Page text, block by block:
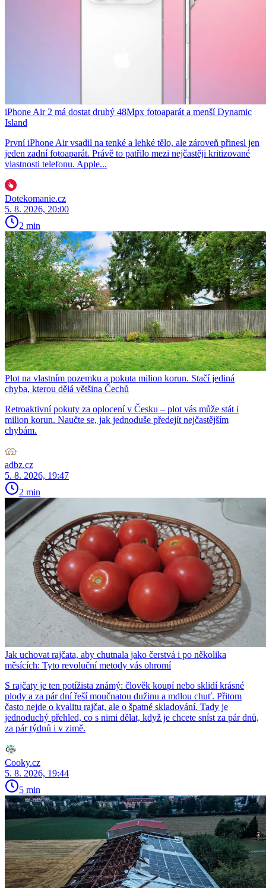
iPhone Air 2 má dostat druhý 48Mpx fotoaparát a menší Dynamic
Island
První iPhone Air vsadil na tenké a lehké tělo, ale zároveň přinesl jen
jeden zadní fotoaparát. Právě to patřilo mezi nejčastěji kritizované
vlastnosti telefonu. Apple...
Dotekomanie.cz
5. 8. 2026, 20:00
2 min
Plot na vlastním pozemku a pokuta milion korun. Stačí jediná
chyba, kterou dělá většina Čechů
Retroaktivní pokuty za oplocení v Česku – plot vás může stát i
milion korun. Naučte se, jak jednoduše předejít nejčastějším
chybám.
adbz.cz
5. 8. 2026, 19:47
2 min
Jak uchovat rajčata, aby chutnala jako čerstvá i po několika
měsících: Tyto revoluční metody vás ohromí
S rajčaty je ten potížista známý: člověk koupí nebo sklidí krásné
plody a za pár dní řeší moučnatou dužinu a mdlou chuť. Přitom
často nejde o kvalitu rajčat, ale o špatné skladování. Tady je
jednoduchý přehled, co s nimi dělat, když je chcete sníst za pár dnů,
za pár týdnů i v zimě.
Cooky.cz
5. 8. 2026, 19:44
5 min